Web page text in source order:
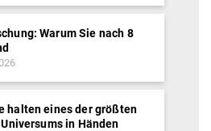
Warum Sie nach 8
halten eines der größten
in Händen